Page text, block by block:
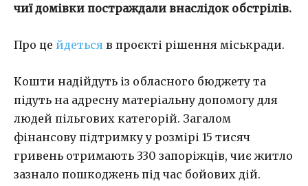
чиї домівки постраждали внаслідок обстрілів.
Про це йдеться в проєкті рішення міськради.
Кошти надійдуть із обласного бюджету та
підуть на адресну матеріальну допомогу для
людей пільгових категорій. Загалом
фінансову підтримку у розмірі 15 тисяч
гривень отримають 330 запоріжців, чиє житло
зазнало пошкоджень під час бойових дій.